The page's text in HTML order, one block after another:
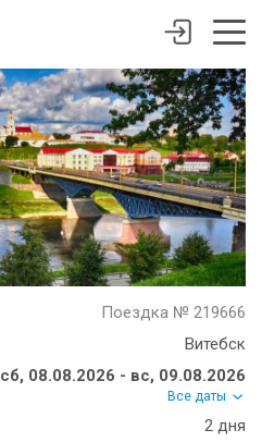
Поездка № 219666
Витебск
сб, 08.08.2026 - вс, 09.08.2026
Все даты
2 дня